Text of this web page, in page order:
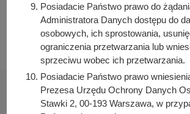
ZAPROPONUJ
Posiadacie Państwo prawo do
Administratora Danych dostępu do
osobowych, ich sprostowania,
ograniczenia przetwarzania lub
sprzeciwu wobec ich przetwarzania.
Posiadacie Państwo prawo
Prezesa Urzędu Ochrony Danych
Stawki 2, 00-193 Warszawa, w